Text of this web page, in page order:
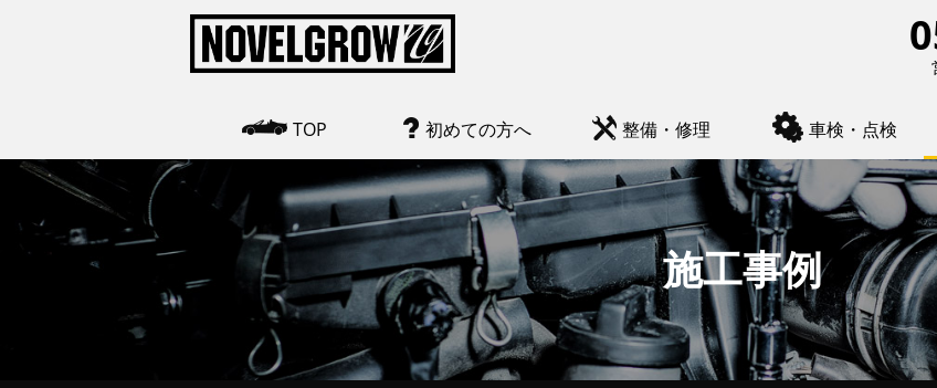
TOP 初めての方へ 整備・修理 車検・点検
施工事例